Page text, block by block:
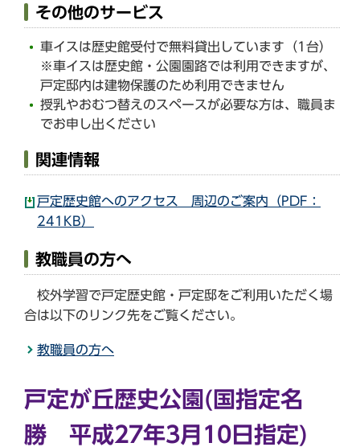
その他のサービス
車イスは歴史館受付で無料貸出しています（1台）
※車イスは歴史館・公園園路では利用できますが、
戸定邸内は建物保護のため利用できません
授乳やおむつ替えのスペースが必要な方は、職員ま
でお申し出ください
関連情報
戸定歴史館へのアクセス 周辺のご案内（PDF：
241KB）
教職員の方へ
校外学習で戸定歴史館・戸定邸をご利用いただく場
合は以下のリンク先をご覧ください。
教職員の方へ
戸定が丘歴史公園(国指定名
勝 平成27年3月10日指定)